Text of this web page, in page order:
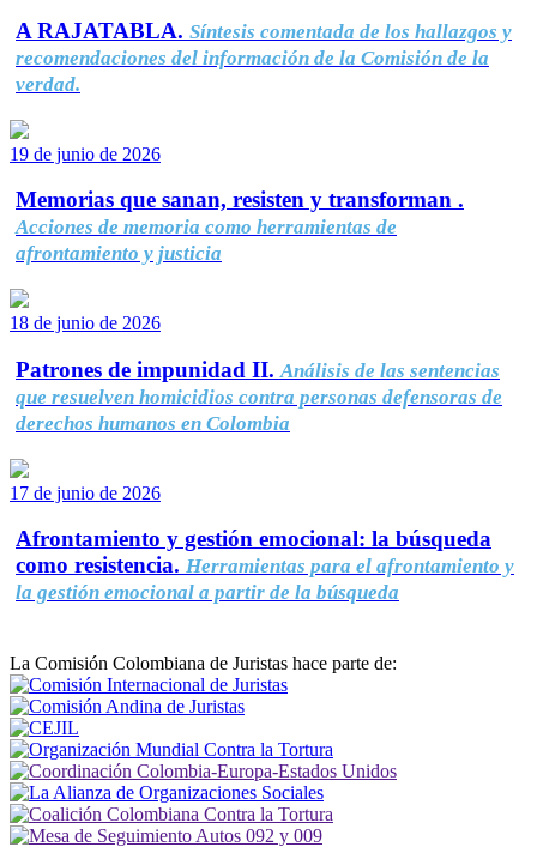
A RAJATABLA. Síntesis comentada de los hallazgos y
recomendaciones del información de la Comisión de la
verdad.
19 de junio de 2026
Memorias que sanan, resisten y transforman .
Acciones de memoria como herramientas de
afrontamiento y justicia
18 de junio de 2026
Patrones de impunidad II. Análisis de las sentencias
que resuelven homicidios contra personas defensoras de
derechos humanos en Colombia
17 de junio de 2026
Afrontamiento y gestión emocional: la búsqueda
como resistencia. Herramientas para el afrontamiento y
la gestión emocional a partir de la búsqueda
La Comisión Colombiana de Juristas hace parte de: